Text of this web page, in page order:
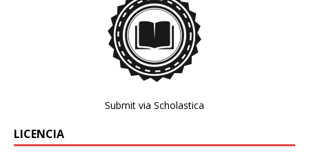
Submit via Scholastica
LICENCIA